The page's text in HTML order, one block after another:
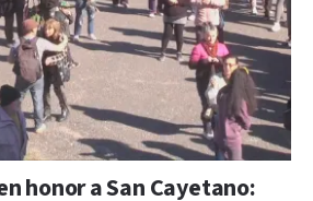
honor a San Cayetano: